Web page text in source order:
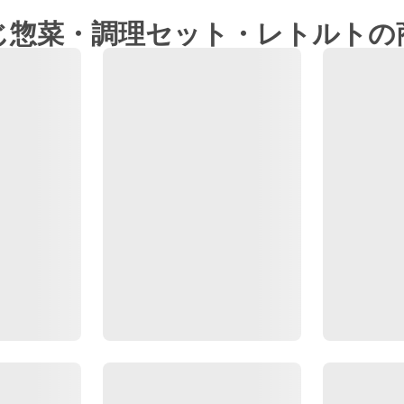
惣菜・調理セット・レトルトの